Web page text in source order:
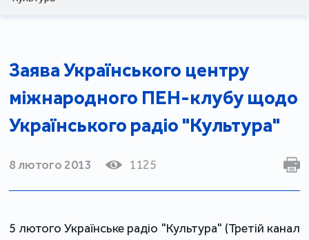
Заява Українського центру
міжнародного ПЕН-клубу щодо
Українського радіо "Культура"
8 лютого 2013 1125
5 лютого Українське радіо "Культура" (Третій канал